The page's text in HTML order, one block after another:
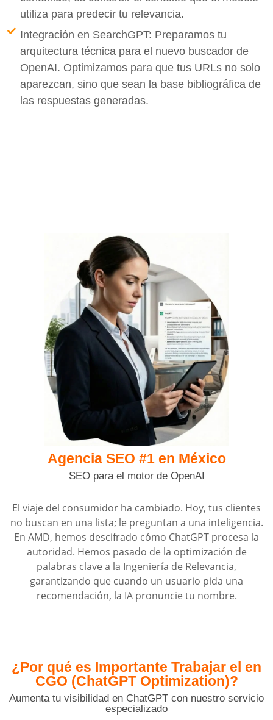
utiliza para predecir tu relevancia.
Integración en SearchGPT: Preparamos tu
arquitectura técnica para el nuevo buscador de
OpenAI. Optimizamos para que tus URLs no solo
aparezcan, sino que sean la base bibliográfica de
las respuestas generadas.
Agencia SEO #1 en México
SEO para el motor de OpenAI
El viaje del consumidor ha cambiado. Hoy, tus clientes
no buscan en una lista; le preguntan a una inteligencia.
En AMD, hemos descifrado cómo ChatGPT procesa la
autoridad. Hemos pasado de la optimización de
palabras clave a la Ingeniería de Relevancia,
garantizando que cuando un usuario pida una
recomendación, la IA pronuncie tu nombre.
¿Por qué es Importante Trabajar el en
CGO (ChatGPT Optimization)?
Aumenta tu visibilidad en ChatGPT con nuestro servicio
especializado